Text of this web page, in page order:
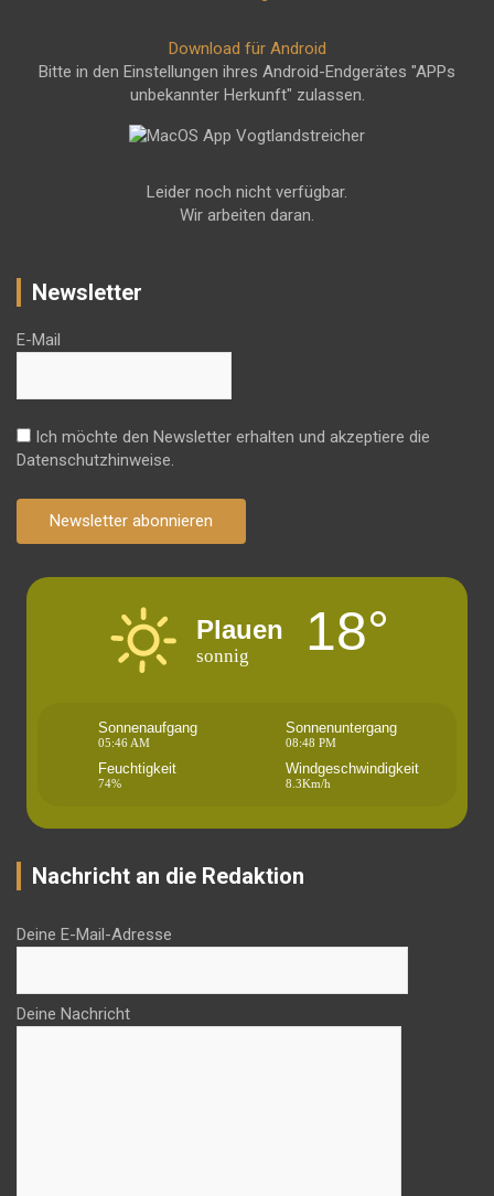
Download für Android
Bitte in den Einstellungen ihres Android-Endgerätes "APPs
unbekannter Herkunft" zulassen.
Leider noch nicht verfügbar.
Wir arbeiten daran.
Newsletter
E-Mail
Ich möchte den Newsletter erhalten und akzeptiere die
Datenschutzhinweise.
Newsletter abonnieren
Plauen
sonnig 18°
Sonnenaufgang
05:46 AM
Sonnenuntergang
08:48 PM
Feuchtigkeit
74%
Windgeschwindigkeit
8.3Km/h
Nachricht an die Redaktion
Deine E-Mail-Adresse
Deine Nachricht